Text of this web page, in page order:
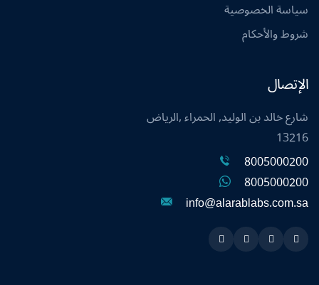
سياسة الخصوصية
شروط والأحكام
الإتصال
شارع خالد بن الوليد, الحمراء ,الرياض
13216
8005000200
8005000200
info@alarablabs.com.sa
Snapchat
Twitter
Linkedin
Instagram